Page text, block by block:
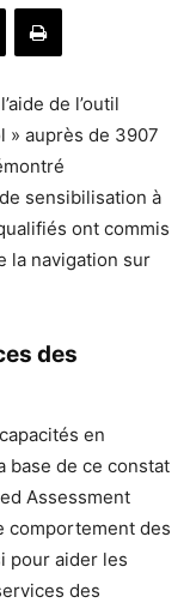
de l’outil
» auprès de 3907
sensibilisation à
ont commis
la navigation sur
des
en
base de ce constat
Assessment
comportement des
pour aider les
des